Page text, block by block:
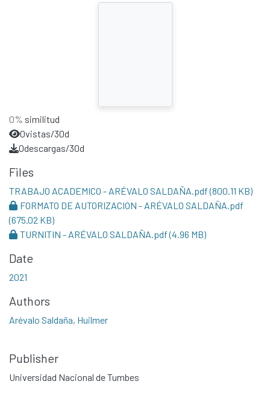
0% similitud
0vistas/30d
0descargas/30d
Files
TRABAJO ACADEMICO - ARÉVALO SALDAÑA.pdf(800.11 KB)
FORMATO DE AUTORIZACION - ARÉVALO SALDAÑA.pdf
(675.02 KB)
TURNITIN - ARÉVALO SALDAÑA.pdf(4.96 MB)
Date
2021
Authors
Arévalo Saldaña, Huilmer
Publisher
Universidad Nacional de Tumbes